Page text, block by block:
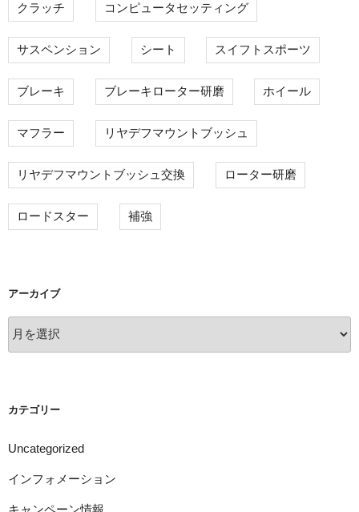
クラッチ コンピュータセッティング
サスペンション シート スイフトスポーツ
ブレーキ ブレーキローター研磨 ホイール
マフラー リヤデフマウントブッシュ
リヤデフマウントブッシュ交換 ローター研磨
ロードスター 補強
アーカイブ
ー
カテゴリー
Uncategorized
インフォメーション